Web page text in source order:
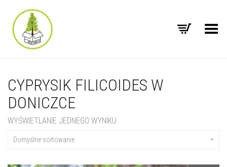
Toggle Menu
CYPRYSIK FILICOIDES W
DONICZCE
WYŚWIETLANIE JEDNEGO WYNIKU
Domyślne sortowanie